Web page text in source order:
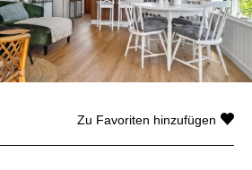
Zu Favoriten hinzufügen